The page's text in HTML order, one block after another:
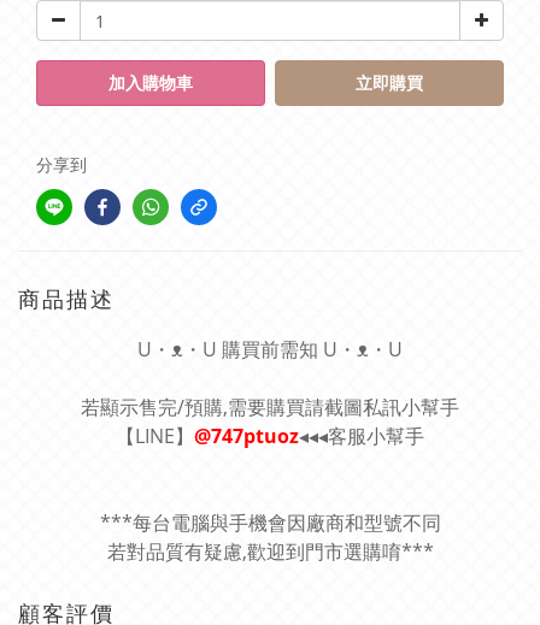
加入購物車 立即購買
分享到
商品描述
U・ᴥ・U 購買前需知 U・ᴥ・U
若顯示售完/預購,需要購買請截圖私訊小幫手
【LINE】 @747ptuoz◂◂◂客服小幫手
***每台電腦與手機會因廠商和型號不同
若對品質有疑慮,歡迎到門市選購唷***
顧客評價